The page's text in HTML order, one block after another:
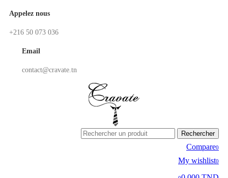
Appelez nous
+216 50 073 036
Email
contact@cravate.tn
Rechercher
Compare0
My wishlist0